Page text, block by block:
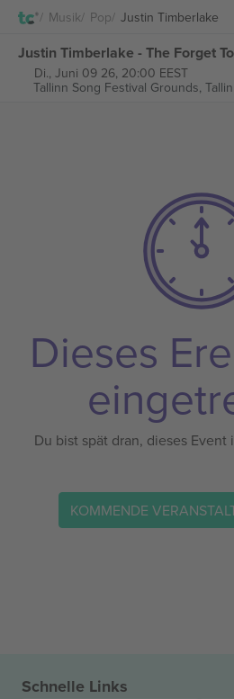
Musik Pop Justin Timberlake
Di., Juni 09 26, 20:00 EEST
Tallinn Song Festival Grounds,
Dieses
Du bist spät dran, dieses
KOMMENDE
Schnelle Links